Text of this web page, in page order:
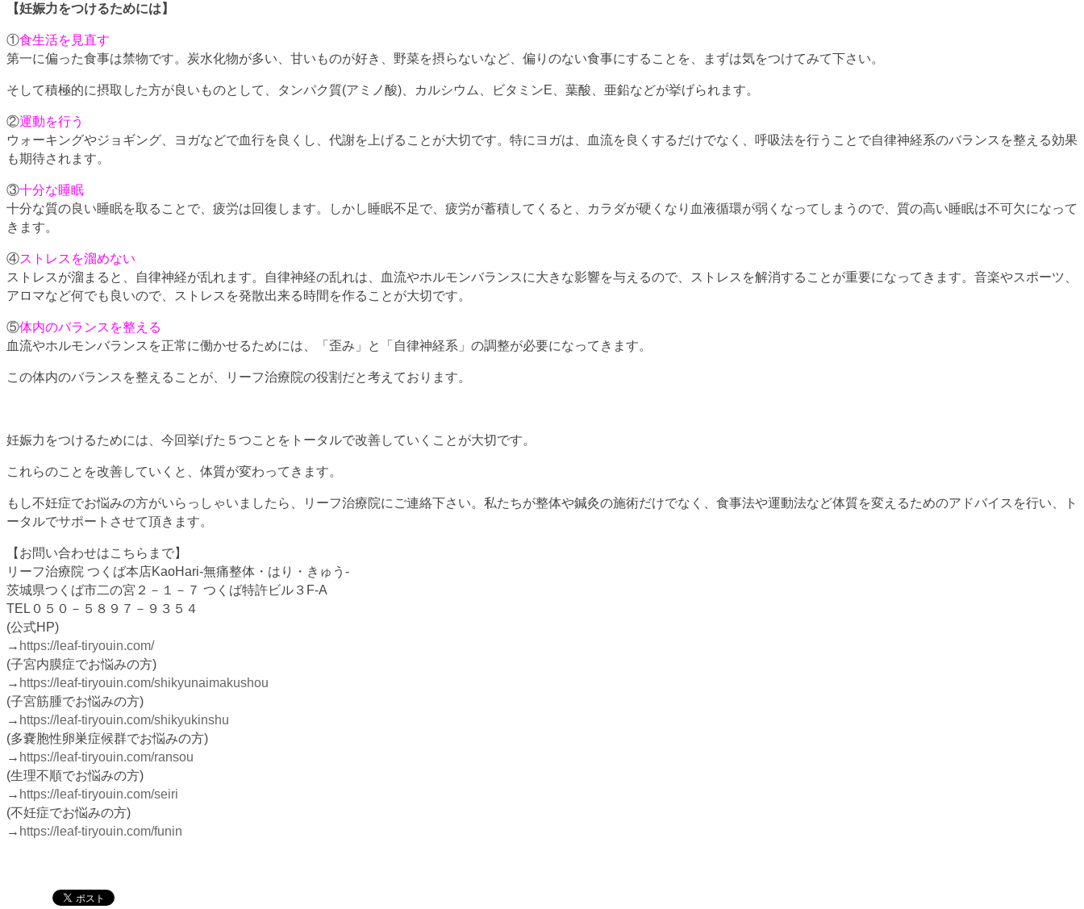
【妊娠力をつけるためには】
①食生活を見直す
第一に偏った食事は禁物です。炭水化物が多い、甘いものが好き、野菜を摂らないなど、偏りのない食事にすることを、まずは気をつけてみて下さい。
そして積極的に摂取した方が良いものとして、タンパク質(アミノ酸)、カルシウム、ビタミンE、葉酸、亜鉛などが挙げられます。
②運動を行う
ウォーキングやジョギング、ヨガなどで血行を良くし、代謝を上げることが大切です。特にヨガは、血流を良くするだけでなく、呼吸法を行うことで自律神経系のバランスを整える効果
も期待されます。
③十分な睡眠
十分な質の良い睡眠を取ることで、疲労は回復します。しかし睡眠不足で、疲労が蓄積してくると、カラダが硬くなり血液循環が弱くなってしまうので、質の高い睡眠は不可欠になって
きます。
④ストレスを溜めない
ストレスが溜まると、自律神経が乱れます。自律神経の乱れは、血流やホルモンバランスに大きな影響を与えるので、ストレスを解消することが重要になってきます。音楽やスポーツ、
アロマなど何でも良いので、ストレスを発散出来る時間を作ることが大切です。
⑤体内のバランスを整える
血流やホルモンバランスを正常に働かせるためには、「歪み」と「自律神経系」の調整が必要になってきます。
この体内のバランスを整えることが、リーフ治療院の役割だと考えております。
妊娠力をつけるためには、今回挙げた５つことをトータルで改善していくことが大切です。
これらのことを改善していくと、体質が変わってきます。
もし不妊症でお悩みの方がいらっしゃいましたら、リーフ治療院にご連絡下さい。私たちが整体や鍼灸の施術だけでなく、食事法や運動法など体質を変えるためのアドバイスを行い、ト
ータルでサポートさせて頂きます。
【お問い合わせはこちらまで】
リーフ治療院 つくば本店KaoHari-無痛整体・はり・きゅう-
茨城県つくば市二の宮２－１－７ つくば特許ビル３F-A
TEL０５０－５８９７－９３５４
(公式HP)
→ https://leaf-tiryouin.com/
(子宮内膜症でお悩みの方)
→ https://leaf-tiryouin.com/shikyunaimakushou
(子宮筋腫でお悩みの方)
→ https://leaf-tiryouin.com/shikyukinshu
(多嚢胞性卵巣症候群でお悩みの方)
→ https://leaf-tiryouin.com/ransou
(生理不順でお悩みの方)
→ https://leaf-tiryouin.com/seiri
(不妊症でお悩みの方)
→ https://leaf-tiryouin.com/funin